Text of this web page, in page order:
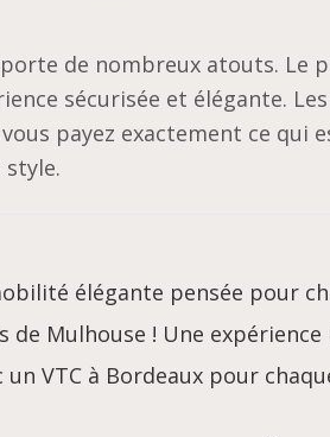
de nombreux atouts. Le
sécurisée et élégante.
payez exactement ce qui
élégante pensée pour
de Mulhouse ! Une
VTC à Bordeaux pour